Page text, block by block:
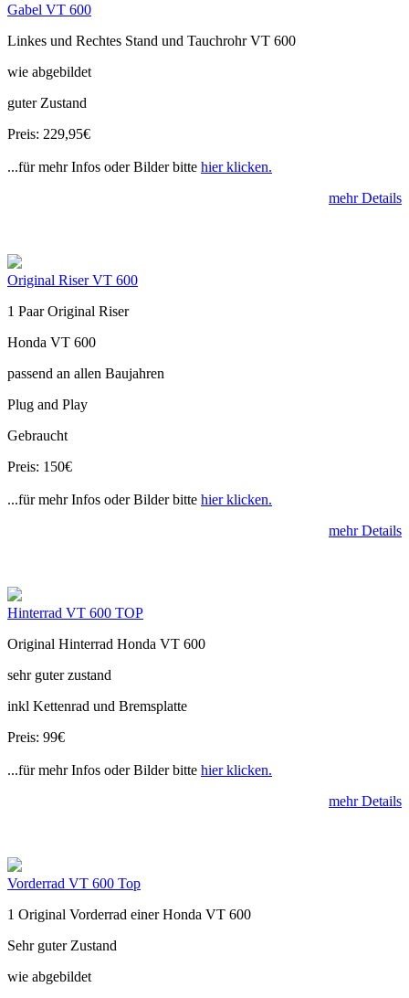
Gabel VT 600
Linkes und Rechtes Stand und Tauchrohr VT 600
wie abgebildet
guter Zustand
Preis: 229,95€
...für mehr Infos oder Bilder bitte hier klicken.
mehr Details
Original Riser VT 600
1 Paar Original Riser
Honda VT 600
passend an allen Baujahren
Plug and Play
Gebraucht
Preis: 150€
...für mehr Infos oder Bilder bitte hier klicken.
mehr Details
Hinterrad VT 600 TOP
Original Hinterrad Honda VT 600
sehr guter zustand
inkl Kettenrad und Bremsplatte
Preis: 99€
...für mehr Infos oder Bilder bitte hier klicken.
mehr Details
Vorderrad VT 600 Top
1 Original Vorderrad einer Honda VT 600
Sehr guter Zustand
wie abgebildet